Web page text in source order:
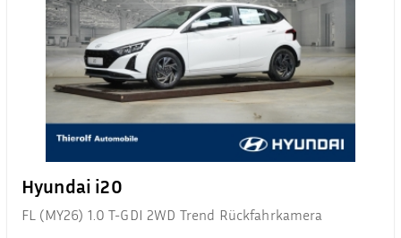
Hyundai i20
FL (MY26) 1.0 T-GDI 2WD Trend Rückfahrkamera